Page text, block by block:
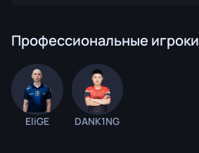
Профессиональные игроки
EliGE DANK1NG